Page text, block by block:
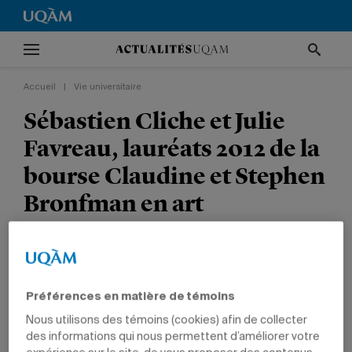
Accueil Vie universitaire
Sébastien Cliche et Julie
Favreau, lauréats 2012 de la
bourse Claudine et Stephen
Bronfman en art
contemporain
PRIX ET DISTINCTIONS
ARTS ÉTUDIANTS
Préférences en matière de témoins
Nous utilisons des témoins (cookies) afin de collecter
des informations qui nous permettent d’améliorer votre